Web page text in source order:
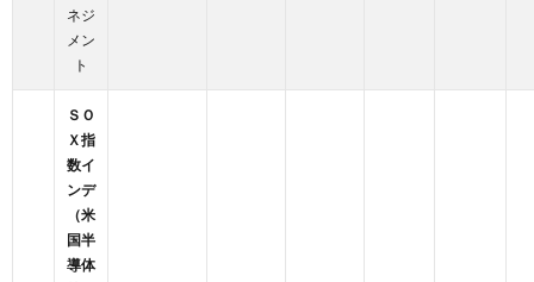
ネジ
メン
ト
ＳＯ
Ｘ指
数イ
ンデ
（米
国半
導体